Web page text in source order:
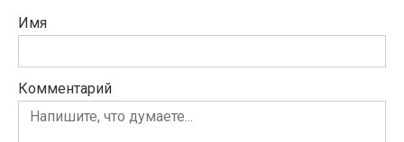
Имя
Комментарий